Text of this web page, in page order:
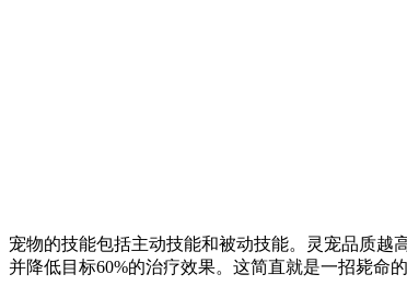
宠物的技能包括主动技能和被动技能。灵宠品质越
并降低目标60%的治疗效果。这简直就是一招毙命